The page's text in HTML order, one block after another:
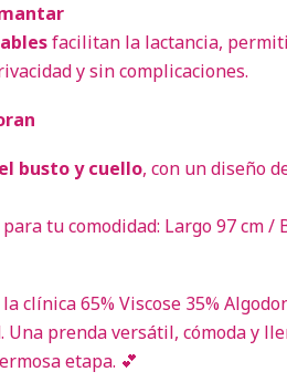
facilitan la lactancia,
y sin complicaciones.
busto y cuello, con un diseño
tu comodidad: Largo 97 cm /
clínica 65% Viscose 35%
prenda versátil, cómoda y
etapa. 💕